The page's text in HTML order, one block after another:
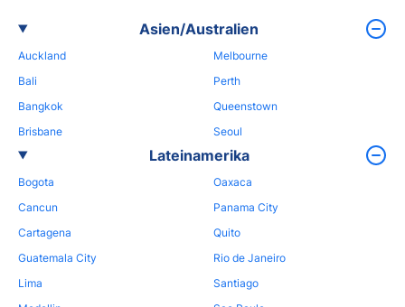
Asien/Australien
Auckland
Bali
Bangkok
Brisbane
Melbourne
Perth
Queenstown
Seoul
Lateinamerika
Bogota
Cancun
Cartagena
Guatemala City
Lima
Oaxaca
Panama City
Quito
Rio de Janeiro
Santiago